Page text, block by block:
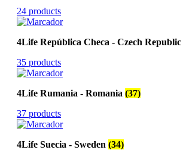
24 products
4Life República Checa - Czech Republic
35 products
4Life Rumania - Romania (37)
37 products
4Life Suecia - Sweden (34)